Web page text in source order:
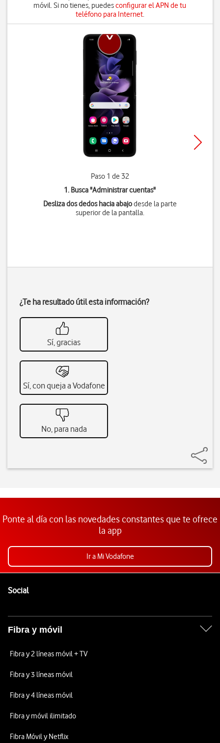
móvil. Si no tienes, puedesconfigurar el APN de tu
teléfono para Internet.
Paso 1 de 32
1. Busca "Administrar cuentas"
Desliza dos dedos hacia abajodesde la parte
superior de la pantalla.
¿Te ha resultado útil esta información?
Sí, gracias
Sí, con queja a Vodafone
No, para nada
Ponte al día con las novedades constantes que te ofrece
la app
Ir a Mi Vodafone
SocialEnlaces a las redes sociales de Vodafone
Fibra y móvil
Fibra y 2 líneas móvil + TV
Fibra y 3 líneas móvil
Fibra y 4 líneas móvil
Fibra y móvil ilimitado
Fibra Móvil y Netflix